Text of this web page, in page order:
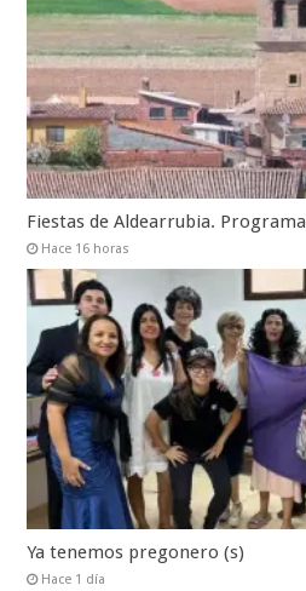
Fiestas de Aldearrubia. Programa
Hace 16 horas
Ya tenemos pregonero (s)
Hace 1 día